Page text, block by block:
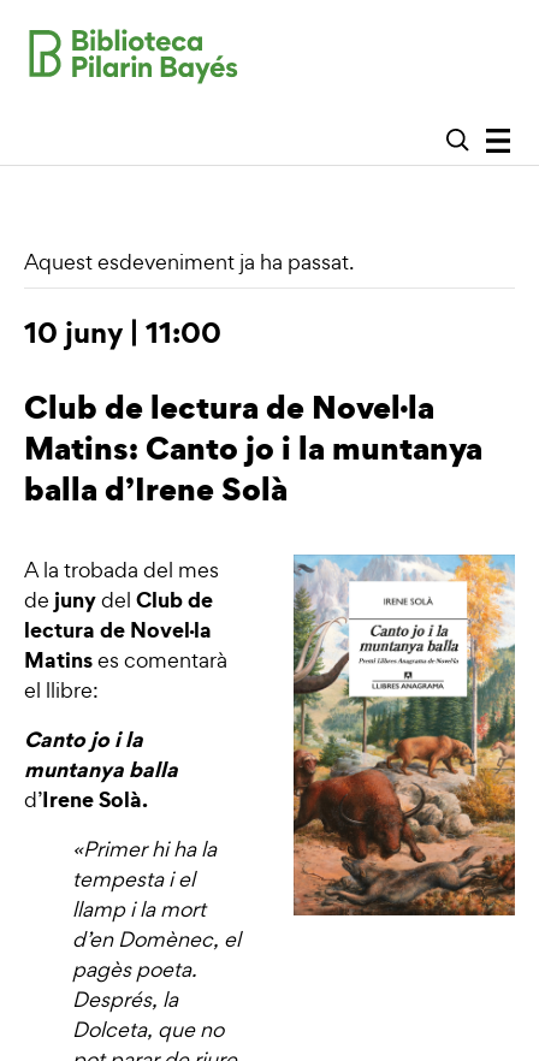
Aquest esdeveniment ja ha passat.
10 juny | 11:00
Club de lectura de Novel·la
Matins: Canto jo i la muntanya
balla d’Irene Solà
A la trobada del mes
de junydel Club de
lectura de Novel·la
Matinses comentarà
el llibre:
Canto jo i la
muntanya balla
d’Irene Solà.
«Primer hi ha la
tempesta i el
llamp i la mort
d’en Domènec, el
pagès poeta.
Després, la
Dolceta, que no